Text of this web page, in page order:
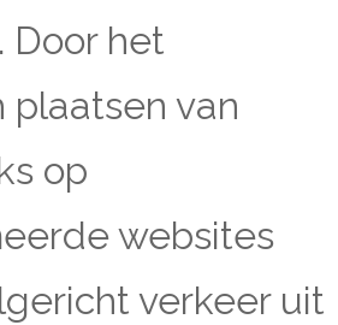
Door het
plaatsen van
op
websites
verkeer uit